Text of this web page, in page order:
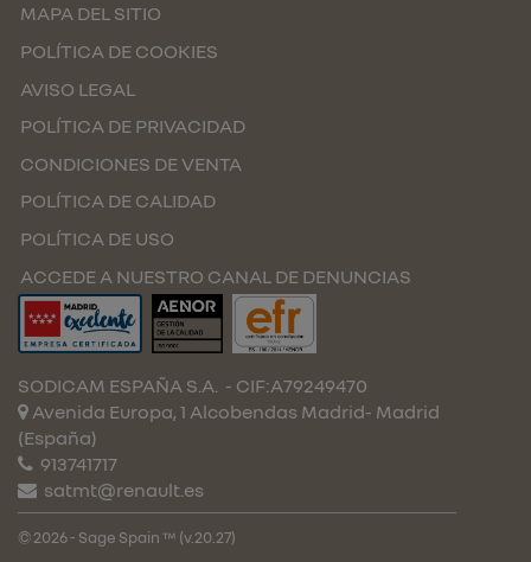
MAPA DEL SITIO
POLÍTICA DE COOKIES
AVISO LEGAL
POLÍTICA DE PRIVACIDAD
CONDICIONES DE VENTA
POLÍTICA DE CALIDAD
POLÍTICA DE USO
ACCEDE A NUESTRO CANAL DE DENUNCIAS
SODICAM ESPAÑA S.A. - CIF:A79249470
Avenida Europa, 1 Alcobendas Madrid- Madrid
(España)
913741717
satmt@renault.es
© 2026 - Sage Spain ™ (v.20.27)